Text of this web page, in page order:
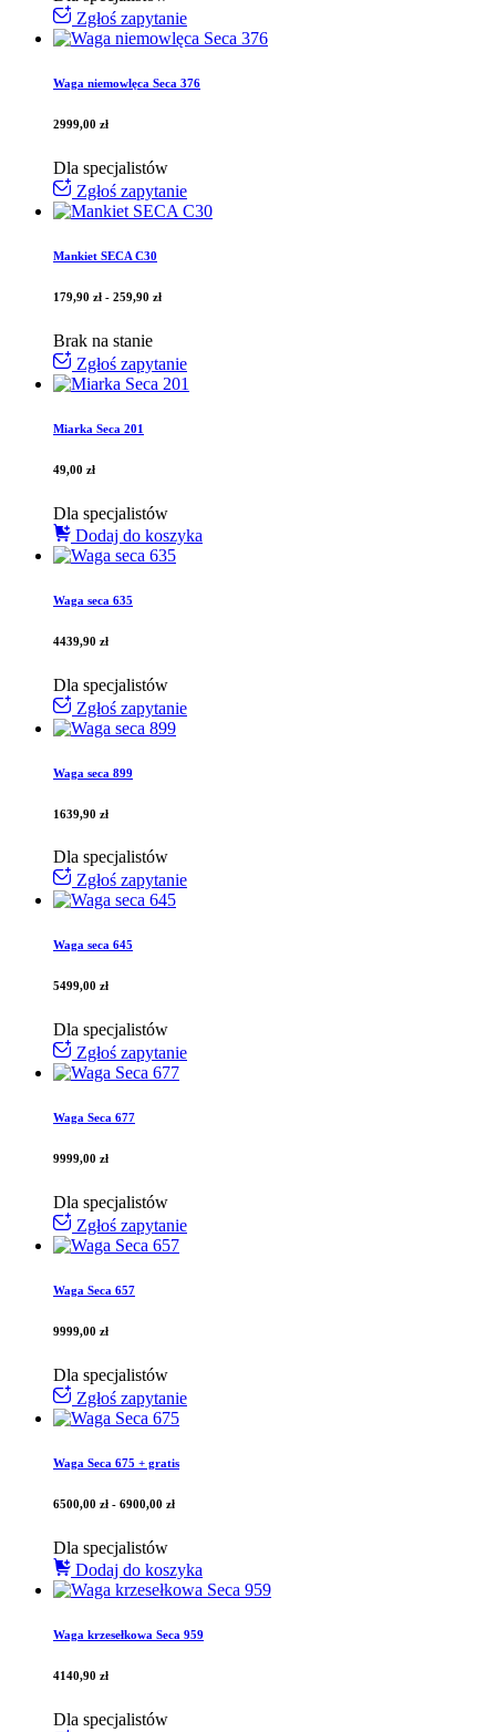
Zgłoś zapytanie
Waga niemowlęca Seca 376
2999,00 zł
Dla specjalistów
Zgłoś zapytanie
Mankiet SECA C30
179,90 zł - 259,90 zł
Brak na stanie
Zgłoś zapytanie
Miarka Seca 201
49,00 zł
Dla specjalistów
Dodaj do koszyka
Waga seca 635
4439,90 zł
Dla specjalistów
Zgłoś zapytanie
Waga seca 899
1639,90 zł
Dla specjalistów
Zgłoś zapytanie
Waga seca 645
5499,00 zł
Dla specjalistów
Zgłoś zapytanie
Waga Seca 677
9999,00 zł
Dla specjalistów
Zgłoś zapytanie
Waga Seca 657
9999,00 zł
Dla specjalistów
Zgłoś zapytanie
Waga Seca 675 + gratis
6500,00 zł - 6900,00 zł
Dla specjalistów
Dodaj do koszyka
Waga krzesełkowa Seca 959
4140,90 zł
Dla specjalistów